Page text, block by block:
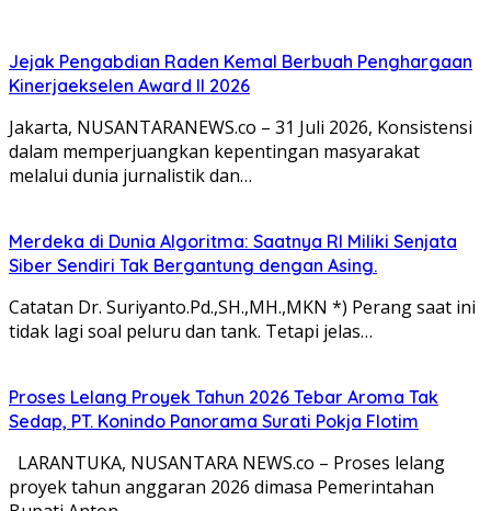
Jejak Pengabdian Raden Kemal Berbuah Penghargaan
Kinerjaekselen Award II 2026
Jakarta, NUSANTARANEWS.co – 31 Juli 2026, Konsistensi
dalam memperjuangkan kepentingan masyarakat
melalui dunia jurnalistik dan…
Merdeka di Dunia Algoritma: Saatnya RI Miliki Senjata
Siber Sendiri Tak Bergantung dengan Asing.
Catatan Dr. Suriyanto.Pd.,SH.,MH.,MKN *) Perang saat ini
tidak lagi soal peluru dan tank. Tetapi jelas…
Proses Lelang Proyek Tahun 2026 Tebar Aroma Tak
Sedap, PT. Konindo Panorama Surati Pokja Flotim
LARANTUKA, NUSANTARA NEWS.co – Proses lelang
proyek tahun anggaran 2026 dimasa Pemerintahan